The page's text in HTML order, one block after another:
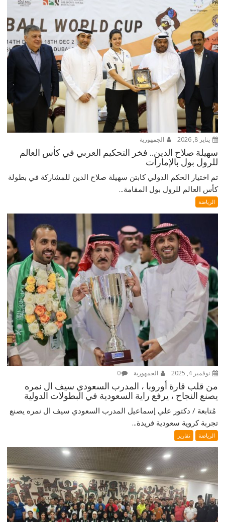
يناير 8, 2026 الجمهورية
سهيلة صلاح الدين.. فخر التحكيم العربي في كأس العالم
للرول بول بالإمارات
تم اختيار الحكم الدولي كابتن سهيلة صلاح الدين للمشاركة في بطولة
كأس العالم للرول بول المقامة...
الرياضة
نوفمبر 4, 2025 الجمهورية 0
من قلب قارة أوروبا ، المدرب السعودي سيف ال نمره
يصنع النجاح ، يرفع راية السعودية في البطولات الدولية
‎ مُتابعة / دكتور علي إسماعيل ‎المدرب السعودي سيف ال نمره يصنع
تجربة كروية سعودية فريدة...
الرياضة تقارير